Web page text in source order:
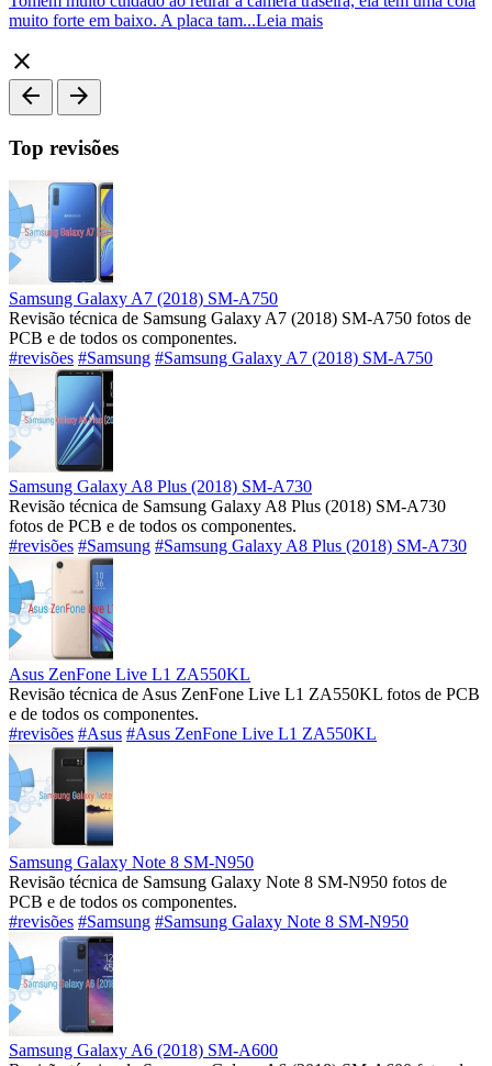
muito forte em baixo. A placa tam...Leia mais
close
arrow_back
arrow_forward
Top revisões
Samsung Galaxy A7 (2018) SM-A750
Revisão técnica de Samsung Galaxy A7 (2018) SM-A750 fotos de
PCB e de todos os componentes.
#revisões #Samsung #Samsung Galaxy A7 (2018) SM-A750
Samsung Galaxy A8 Plus (2018) SM-A730
Revisão técnica de Samsung Galaxy A8 Plus (2018) SM-A730
fotos de PCB e de todos os componentes.
#revisões #Samsung #Samsung Galaxy A8 Plus (2018) SM-A730
Asus ZenFone Live L1 ZA550KL
Revisão técnica de Asus ZenFone Live L1 ZA550KL fotos de PCB
e de todos os componentes.
#revisões #Asus #Asus ZenFone Live L1 ZA550KL
Samsung Galaxy Note 8 SM-N950
Revisão técnica de Samsung Galaxy Note 8 SM-N950 fotos de
PCB e de todos os componentes.
#revisões #Samsung #Samsung Galaxy Note 8 SM-N950
Samsung Galaxy A6 (2018) SM-A600